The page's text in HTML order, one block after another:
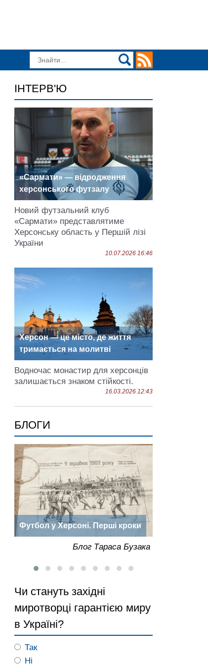
ІНТЕРВ'Ю
«Сармати» — відродження
херсонського футзалу
Новий футзальний клуб
«Сармати» представлятиме
Херсонську область у Першій лізі
України
10.07.2026 16:46
Херсон — це місто, де життя
тримається на молитві
Водночас монастир для херсонців
залишається знаком стійкості.
16.03.2026 12:43
БЛОГИ
Дорога до Херсона: нотатки
мандрівника Васілія Зуєва
Блог Тараса Бузака
Чи стануть західні
миротворці гарантією миру
в Україні?
Так
Ні